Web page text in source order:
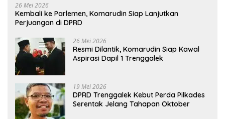
26 Mei 2026
Kembali ke Parlemen, Komarudin Siap Lanjutkan
Perjuangan di DPRD
26 Mei 2026
Resmi Dilantik, Komarudin Siap Kawal
Aspirasi Dapil 1 Trenggalek
19 Mei 2026
DPRD Trenggalek Kebut Perda Pilkades
Serentak Jelang Tahapan Oktober